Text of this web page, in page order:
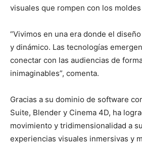
visuales que rompen con los
“Vivimos en una era donde el
y dinámico. Las tecnologías
conectar con las audiencias de
inimaginables”, comenta.
Gracias a su dominio de software
Suite, Blender y Cinema 4D, ha
movimiento y tridimensionalidad a
experiencias visuales inmersivas y